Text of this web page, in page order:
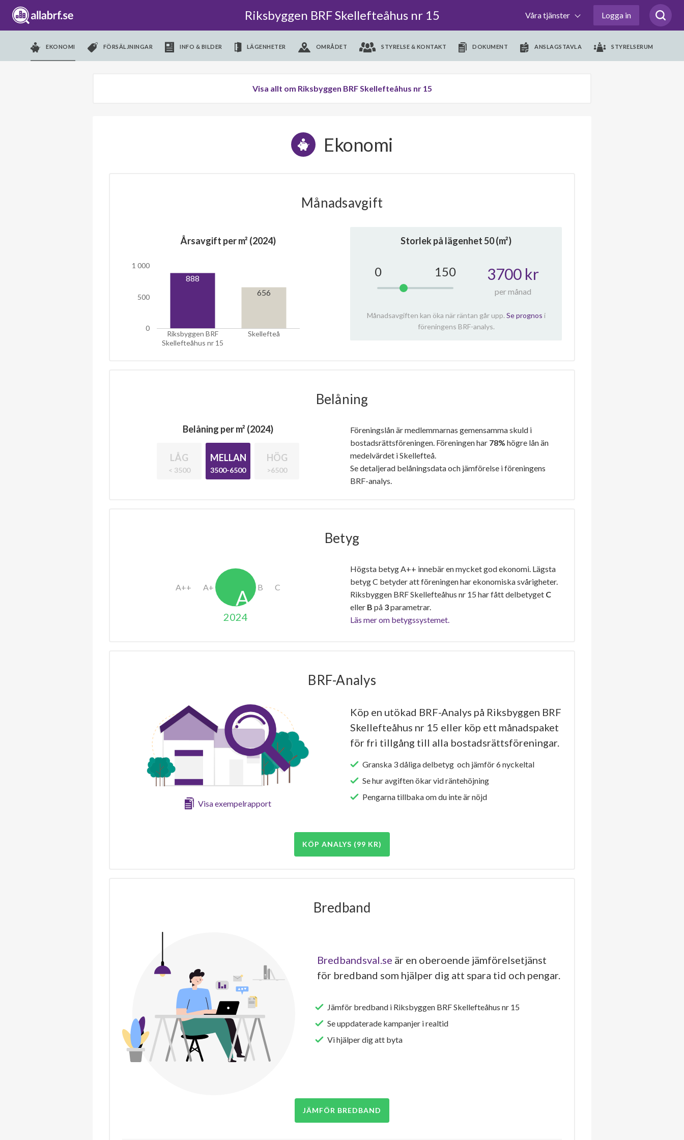
Riksbyggen BRF Skellefteåhus nr 15 Våra tjänster Logga in
EKONOMI FÖRSÄLJNINGAR INFO & BILDER LÄGENHETER OMRÅDET STYRELSE & KONTAKT DOKUMENT ANSLAGSTAVLA STYRELSERUM
Visa allt om Riksbyggen BRF Skellefteåhus nr 15
Ekonomi
Månadsavgift
Årsavgift per m² (2024)
Riksbyggen BRF
Skellefteåhus nr 15
Skellefteå
0
500
1 000
888
656
Storlek på lägenhet50(m²)
0 150 3700 kr
per månad
Månadsavgiften kan öka när räntan går upp. Se prognos i
föreningens BRF-analys.
Belåning
Belåning per m² (2024)
LÅG
< 3500
MELLAN
3500-6500
HÖG
>6500
Föreningslån är medlemmarnas gemensamma skuld i
bostadsrättsföreningen. Föreningen har 78% högre lån än
medelvärdet i Skellefteå.
Se detaljerad belåningsdata och jämförelse i föreningens
BRF-analys.
Betyg
2024
Högsta betyg A++ innebär en mycket god ekonomi. Lägsta
betyg C betyder att föreningen har ekonomiska svårigheter.
Riksbyggen BRF Skellefteåhus nr 15 har fått delbetyget C
eller B på 3parametrar.
Läs mer om betygssystemet.
BRF-Analys
Visa exempelrapport
Köp en utökad BRF-Analys på Riksbyggen BRF
Skellefteåhus nr 15 eller köp ett månadspaket
för fri tillgång till alla bostadsrättsföreningar.
Granska 3 dåliga delbetyg och jämför 6 nyckeltal
Se hur avgiften ökar vid räntehöjning
Pengarna tillbaka om du inte är nöjd
KÖP ANALYS (99 KR)
Bredband
Bredbandsval.se är en oberoende jämförelsetjänst
för bredband som hjälper dig att spara tid och pengar.
Jämför bredband i Riksbyggen BRF Skellefteåhus nr 15
Se uppdaterade kampanjer i realtid
Vi hjälper dig att byta
JÄMFÖR BREDBAND